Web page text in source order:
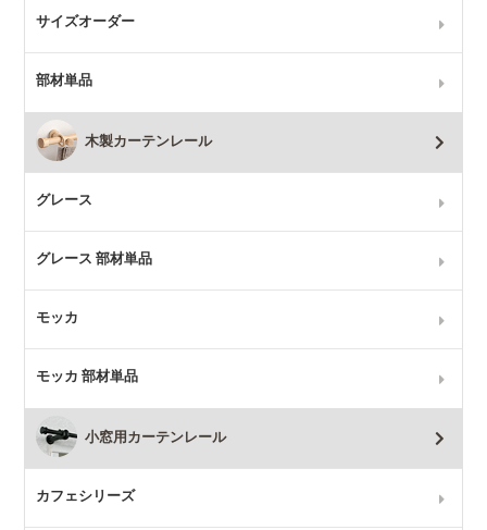
サイズオーダー
部材単品
木製カーテンレール
グレース
グレース 部材単品
モッカ
モッカ 部材単品
小窓用カーテンレール
カフェシリーズ